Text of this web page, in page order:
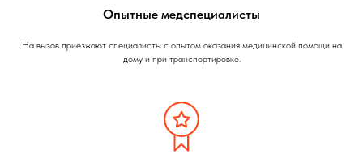
Опытные медспециалисты
На вызов приезжают специалисты с опытом оказания медицинской помощи на
дому и при транспортировке.